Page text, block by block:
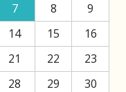
7 8
9
14 15
16
21 22
23
28 29
30